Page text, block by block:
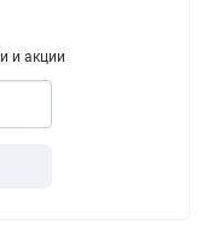
и акции